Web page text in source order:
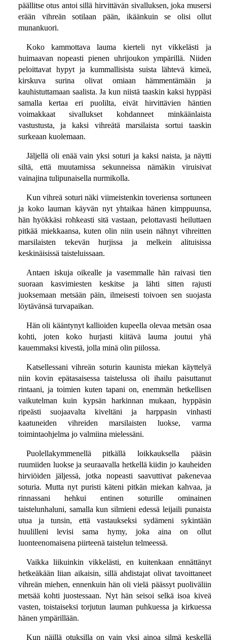
päällitse otus antoi sillä hirvittävän sivalluksen, joka musersi
erään vihreän sotilaan pään, ikäänkuin se olisi ollut
munankuori.
Koko kammottava lauma kierteli nyt vikkelästi ja
huimaavan nopeasti pienen uhrijoukon ympärillä. Niiden
peloittavat hypyt ja kummallisista suista lähtevä kimeä,
kirskuva surina olivat omiaan hämmentämään ja
kauhistuttamaan saalista. Ja kun niistä taaskin kaksi hyppäsi
samalla kertaa eri puolilta, eivät hirvittävien häntien
voimakkaat sivallukset kohdanneet minkäänlaista
vastustusta, ja kaksi vihreätä marsilaista sortui taaskin
surkeaan kuolemaan.
Jäljellä oli enää vain yksi soturi ja kaksi naista, ja näytti
siltä, että muutamissa sekunneissa nämäkin viruisivat
vainajina tulipunaisella nurmikolla.
Kun vihreä soturi näki viimeistenkin toveriensa sortuneen
ja koko lauman käyvän nyt yhtaikaa hänen kimppuunsa,
hän hyökkäsi rohkeasti sitä vastaan, pelottavasti heiluttaen
pitkää miekkaansa, kuten olin niin usein nähnyt vihreitten
marsilaisten tekevän hurjissa ja melkein alituisissa
keskinäisissä taisteluissaan.
Antaen iskuja oikealle ja vasemmalle hän raivasi tien
suoraan kasvimiesten keskitse ja lähti sitten rajusti
juoksemaan metsään päin, ilmeisesti toivoen sen suojasta
löytävänsä turvapaikan.
Hän oli kääntynyt kallioiden kupeella olevaa metsän osaa
kohti, joten koko hurjasti kiitävä lauma joutui yhä
kauemmaksi kivestä, jolla minä olin piilossa.
Katsellessani vihreän soturin kaunista miekan käyttelyä
niin kovin epätasaisessa taistelussa oli ihailu paisuttanut
rintaani, ja toimien kuten tapani on, enemmän hetkellisen
vaikutelman kuin kypsän harkinnan mukaan, hyppäsin
ripeästi suojaavalta kiveltäni ja harppasin vinhasti
kaatuneiden vihreiden marsilaisten luokse, varma
toimintaohjelma jo valmiina mielessäni.
Puolellakymmenellä pitkällä loikkauksella pääsin
ruumiiden luokse ja seuraavalla hetkellä kiidin jo kauheiden
hirviöiden jäljessä, jotka nopeasti saavuttivat pakenevaa
soturia. Mutta nyt puristi käteni pitkän miekan kahvaa, ja
rinnassani hehkui entinen soturille ominainen
taistelunhaluni, samalla kun silmieni edessä leijaili punaista
utua ja tunsin, että vastaukseksi sydämeni sykintään
huulilleni levisi sama hymy, joka aina on ollut
luonteenomaisena piirteenä taistelun telmeessä.
Vaikka liikuinkin vikkelästi, en kuitenkaan ennättänyt
hetkeäkään liian aikaisin, sillä ahdistajat olivat tavoittaneet
vihreän miehen, ennenkuin hän oli vielä päässyt puoliväliin
metsää kohti juostessaan. Nyt hän seisoi selkä isoa kiveä
vasten, toistaiseksi torjutun lauman puhkuessa ja kirkuessa
hänen ympärillään.
Kun näillä otuksilla on vain yksi ainoa silmä keskellä